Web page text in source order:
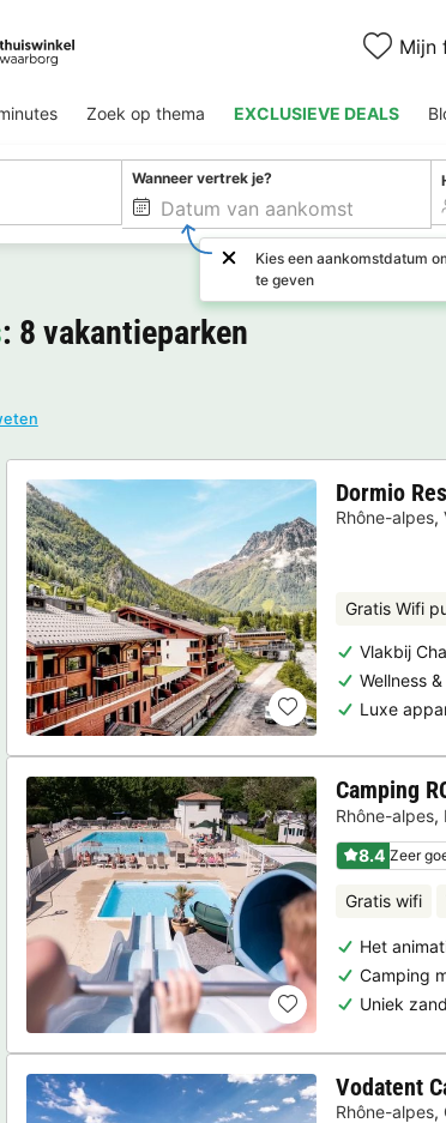
Mijn
Zoek op thema EXCLUSIEVE DEALS
Wanneer vertrek je?
Kies een aankomstdatum
te geven
: 8 vakantieparken
Dormio
Rhône-alpes,
Gratis Wifi
Vlakbij
Wellness
Luxe
Camping
Rhône-alpes,
8.4 Zeer
Gratis wifi
Het
Camping
Uniek
Vodatent
Rhône-alpes,